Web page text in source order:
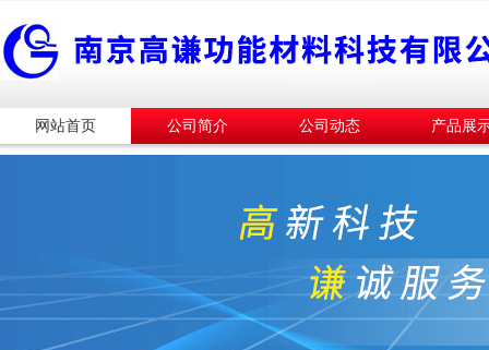
网站首页 公司简介 公司动态 产品展